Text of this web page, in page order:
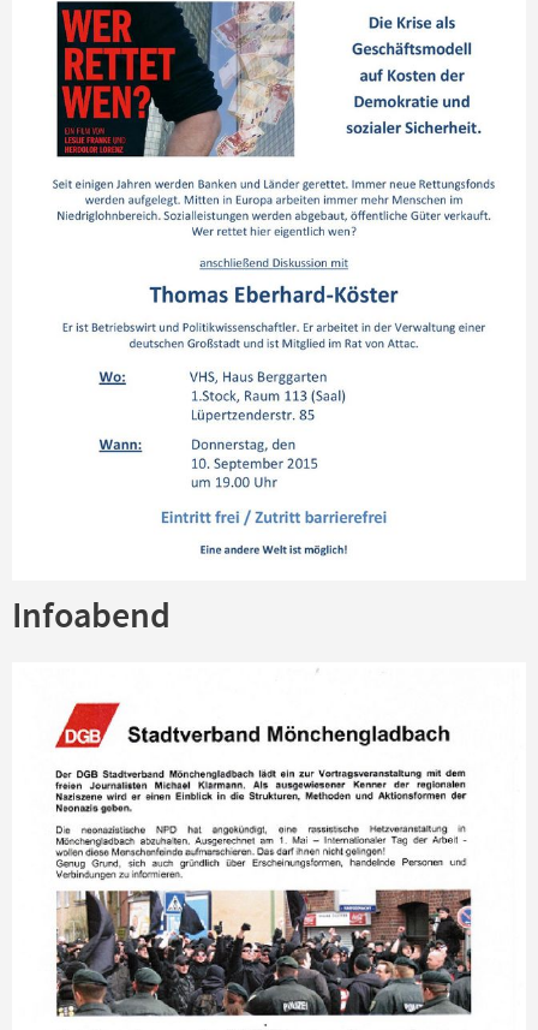
Infoabend